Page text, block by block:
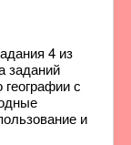
4 из
заданий
с
и